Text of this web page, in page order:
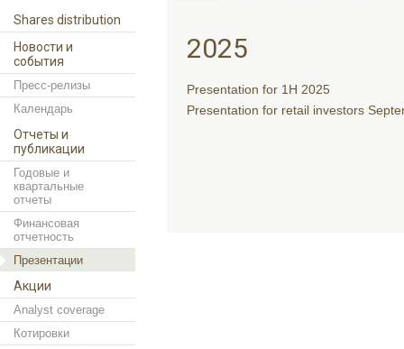
Shares distribution
Новости и
события
Пресс-релизы
Календарь
Отчеты и
публикации
Годовые и
квартальные
отчеты
Финансовая
отчетность
Презентации
Акции
Analyst coverage
Котировки
2025
Presentation for 1H 2025
Presentation for retail investors